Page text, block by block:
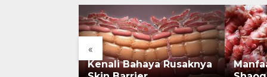
«
Kenali Bahaya Rusaknya